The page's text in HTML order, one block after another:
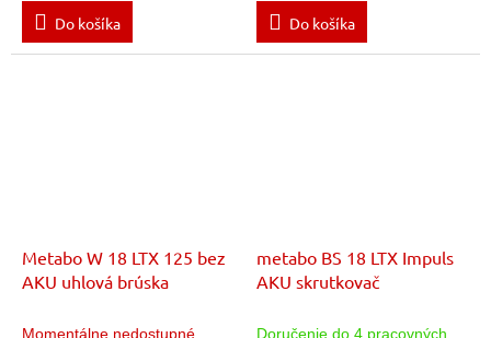
Do košíka
Do košíka
Metabo W 18 LTX 125 bez
AKU uhlová brúska
Momentálne nedostupné
metabo BS 18 LTX Impuls
AKU skrutkovač
Doručenie do 4 pracovných